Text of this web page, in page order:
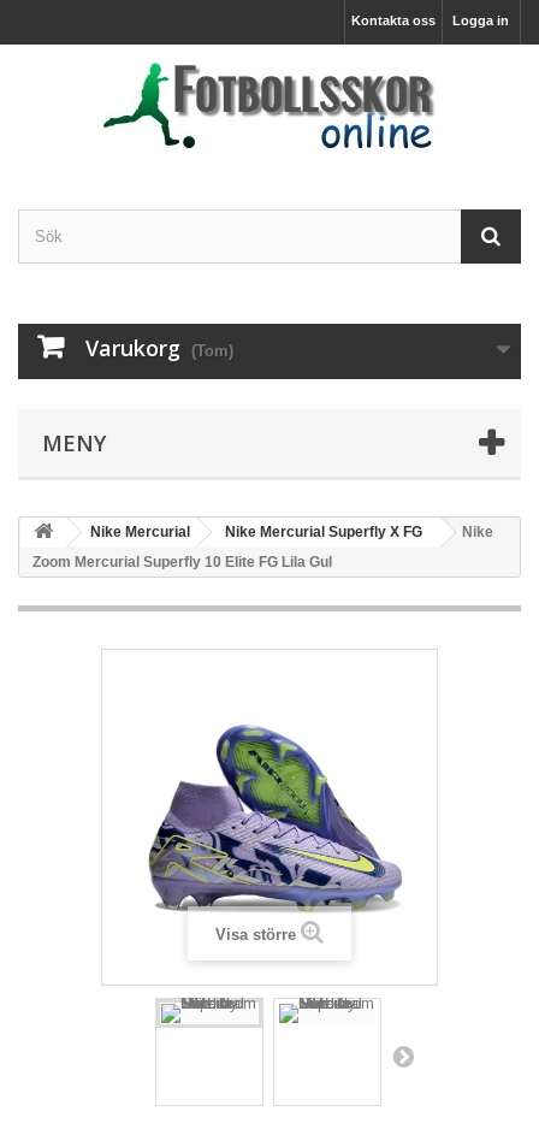
Logga in
Kontakta oss
Varukorg (Tom)
MENY
Nike Mercurial Nike Mercurial Superfly X FG
Nike
Zoom Mercurial Superfly 10 Elite FG Lila Gul
Visa större